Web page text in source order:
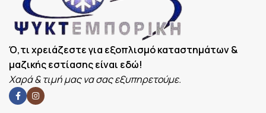
Ό,τι χρειάζεστε για εξοπλισμό καταστημάτων &
μαζικής εστίασης είναι εδώ!
Χαρά & τιμή μας να σας εξυπηρετούμε.